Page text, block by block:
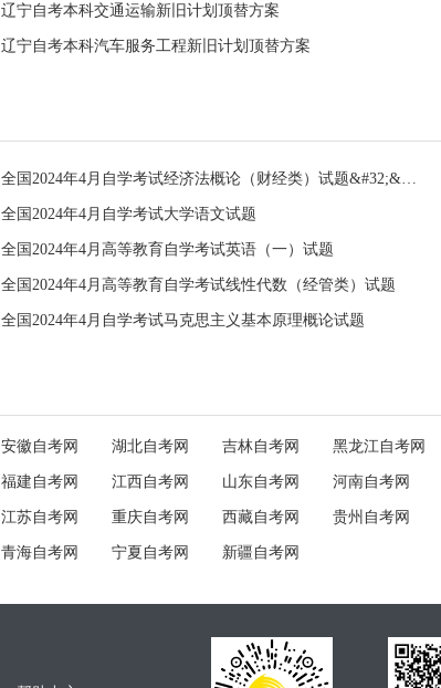
辽宁自考本科交通运输新旧计划顶替方案
辽宁自考本科汽车服务工程新旧计划顶替方案
全国2024年4月自学考试经济法概论（财经类）试题&#32;&#32;
全国2024年4月自学考试大学语文试题
全国2024年4月高等教育自学考试英语（一）试题
全国2024年4月高等教育自学考试线性代数（经管类）试题
全国2024年4月自学考试马克思主义基本原理概论试题
安徽自考网 湖北自考网 吉林自考网 黑龙江自考网
福建自考网 江西自考网 山东自考网 河南自考网
江苏自考网 重庆自考网 西藏自考网 贵州自考网
青海自考网 宁夏自考网 新疆自考网